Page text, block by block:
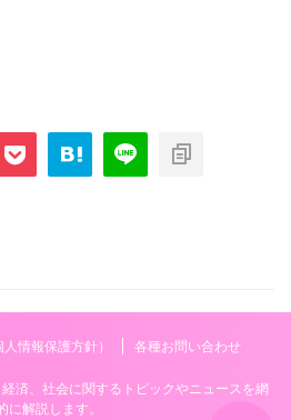
情報保護方針） 各種お問い合わせ
済、社会に関するトピックやニュースを網
に解説します。